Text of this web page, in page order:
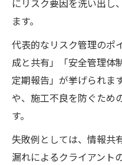
にリスク要因を洗い出し
ます。
代表的なリスク管理のポ
成と共有」「安全管理体
定期報告」が挙げられま
や、施工不良を防ぐため
す。
失敗例としては、情報共
漏れによるクライアント